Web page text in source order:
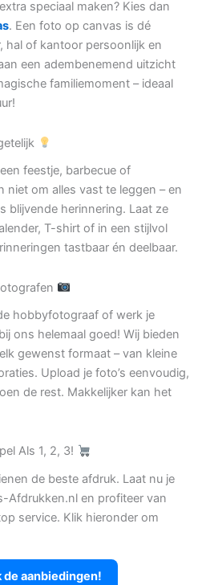
speciaal maken? Kies dan
. Een foto op canvas is dé
hal of kantoor persoonlijk en
een adembenemend uitzicht
familiemoment – ideaal
feestje, barbecue of
niet om alles vast te leggen – en
blijvende herinnering. Laat ze
T-shirt of in een stijlvol
tastbaar én deelbaar.
hobbyfotograaf of werk je
ons helemaal goed! Wij bieden
gewenst formaat – van kleine
Upload je foto’s eenvoudig,
de rest. Makkelijker kan het
Als 1, 2, 3!
de beste afdruk. Laat nu je
Afdrukken.nl en profiteer van
service. Klik hieronder om
de aanbiedingen!